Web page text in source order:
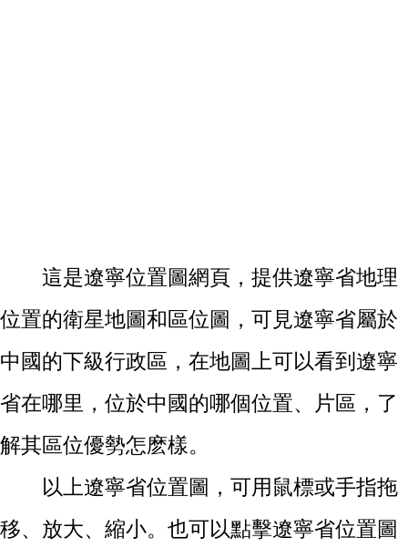
這是遼寧位置圖網頁，提供遼寧省地理
位置的衛星地圖和區位圖，可見遼寧省屬於
中國的下級行政區，在地圖上可以看到遼寧
省在哪里，位於中國的哪個位置、片區，了
解其區位優勢怎麽樣。
以上遼寧省位置圖，可用鼠標或手指拖
移、放大、縮小。也可以點擊遼寧省位置圖